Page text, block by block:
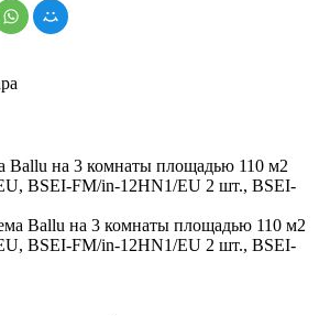
Ballu на 3 комнаты площадью 110 м2
BSEI-FM/in-12HN1/EU 2 шт., BSEI-